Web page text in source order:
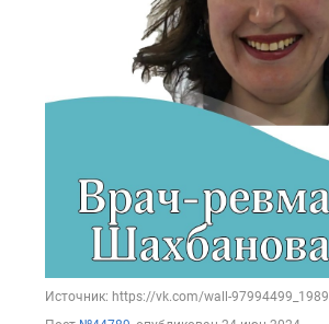
Источник: https://vk.com/wall-97994499_1989